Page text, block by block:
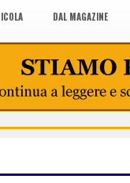
DAL MAGAZINE